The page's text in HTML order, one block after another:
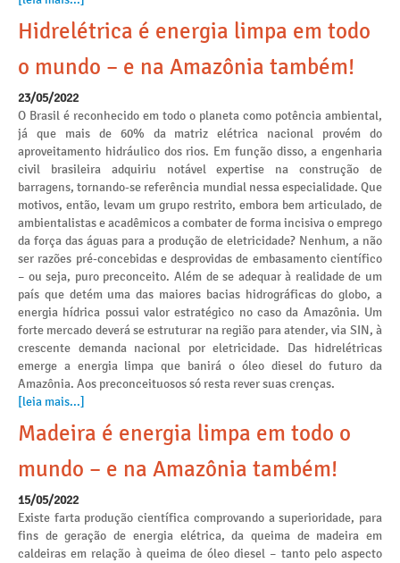
Hidrelétrica é energia limpa em todo
o mundo – e na Amazônia também!
23/05/2022
O Brasil é reconhecido em todo o planeta como potência ambiental,
já que mais de 60% da matriz elétrica nacional provém do
aproveitamento hidráulico dos rios. Em função disso, a engenharia
civil brasileira adquiriu notável expertise na construção de
barragens, tornando-se referência mundial nessa especialidade. Que
motivos, então, levam um grupo restrito, embora bem articulado, de
ambientalistas e acadêmicos a combater de forma incisiva o emprego
da força das águas para a produção de eletricidade? Nenhum, a não
ser razões pré-concebidas e desprovidas de embasamento científico
– ou seja, puro preconceito. Além de se adequar à realidade de um
país que detém uma das maiores bacias hidrográficas do globo, a
energia hídrica possui valor estratégico no caso da Amazônia. Um
forte mercado deverá se estruturar na região para atender, via SIN, à
crescente demanda nacional por eletricidade. Das hidrelétricas
emerge a energia limpa que banirá o óleo diesel do futuro da
Amazônia. Aos preconceituosos só resta rever suas crenças.
[leia mais...]
Madeira é energia limpa em todo o
mundo – e na Amazônia também!
15/05/2022
Existe farta produção científica comprovando a superioridade, para
fins de geração de energia elétrica, da queima de madeira em
caldeiras em relação à queima de óleo diesel – tanto pelo aspecto